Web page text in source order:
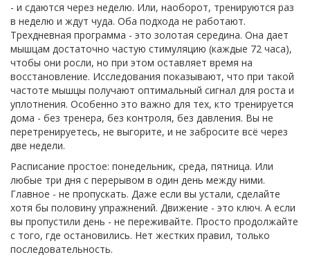
- и сдаются через неделю. Или, наоборот, тренируются раз
в неделю и ждут чуда. Оба подхода не работают.
Трехдневная программа - это золотая середина. Она дает
мышцам достаточно частую стимуляцию (каждые 72 часа),
чтобы они росли, но при этом оставляет время на
восстановление. Исследования показывают, что при такой
частоте мышцы получают оптимальный сигнал для роста и
уплотнения. Особенно это важно для тех, кто тренируется
дома - без тренера, без контроля, без давления. Вы не
перетренируетесь, не выгорите, и не забросите всё через
две недели.
Расписание простое: понедельник, среда, пятница. Или
любые три дня с перерывом в один день между ними.
Главное - не пропускать. Даже если вы устали, сделайте
хотя бы половину упражнений. Движение - это ключ. А если
вы пропустили день - не переживайте. Просто продолжайте
с того, где остановились. Нет жестких правил, только
последовательность.